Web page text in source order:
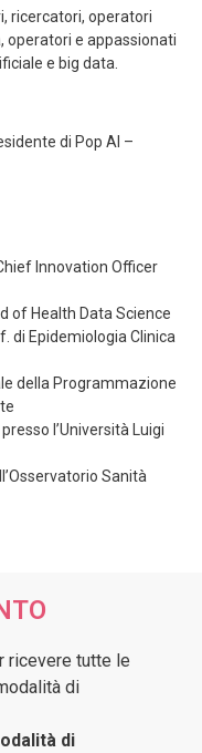
ricercatori, operatori
operatori e appassionati
e big data.
di Pop AI –
Innovation Officer
of Health Data Science
di Epidemiologia Clinica
della Programmazione
l’Università Luigi
Sanità
ricevere tutte le
di
di